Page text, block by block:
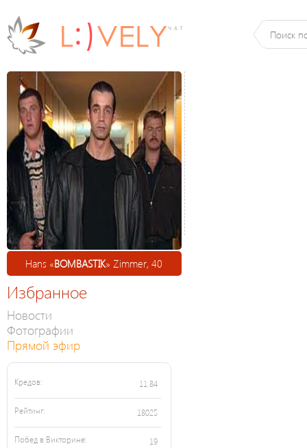
Hans «BOMBASTIK» Zimmer, 40
Избранное
Новости
Фотографии
Прямой эфир
Кредов: 11.84
Рейтинг: 18025
Побед в Викторине: 19